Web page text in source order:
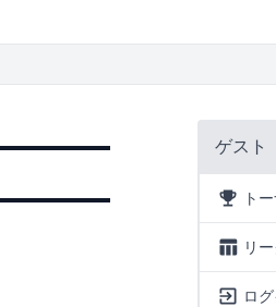
ゲスト
ト
リ
ロ